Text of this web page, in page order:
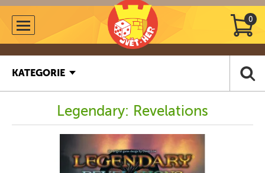
0
KATEGORIE
Legendary: Revelations